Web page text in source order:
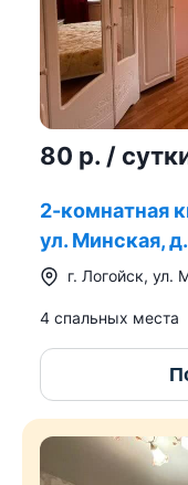
80 р. /
2-комнатная
ул. Минская, д.
г. Логойск, ул.
4 спальных места